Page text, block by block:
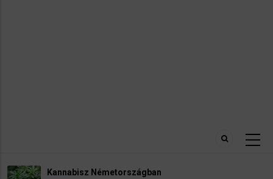
Németországban